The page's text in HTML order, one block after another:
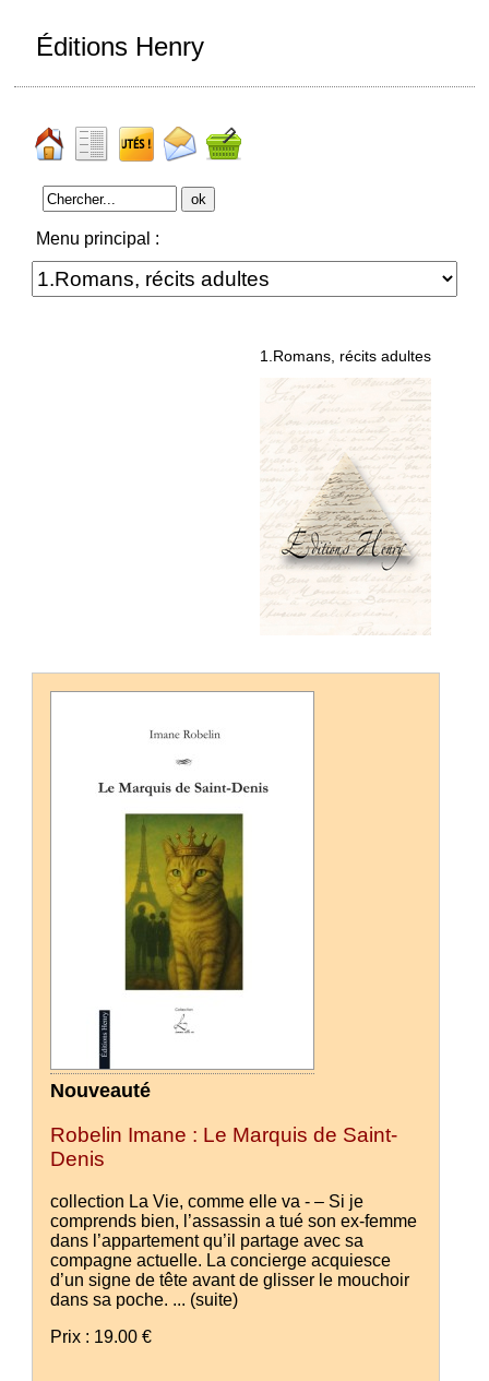
Éditions Henry
Menu principal :
1.Romans, récits adultes
Nouveauté
Robelin Imane : Le Marquis de Saint-
Denis
collection La Vie, comme elle va - – Si je
comprends bien, l’assassin a tué son ex-femme
dans l’appartement qu’il partage avec sa
compagne actuelle. La concierge acquiesce
d’un signe de tête avant de glisser le mouchoir
dans sa poche. ... (suite)
Prix : 19.00 €